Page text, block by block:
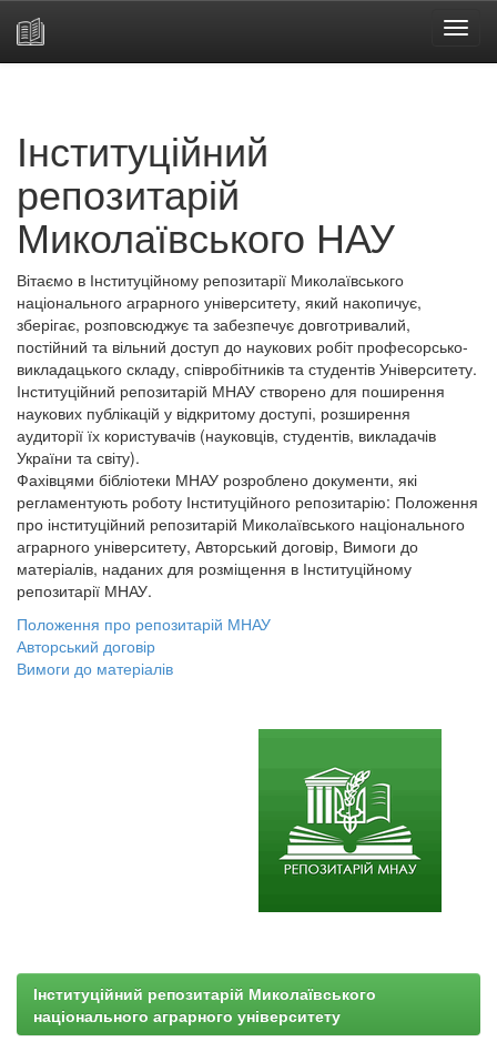
Інституційний
репозитарій
Миколаївського НАУ
Вітаємо в Інституційному репозитарії Миколаївського
національного аграрного університету, який накопичує,
зберігає, розповсюджує та забезпечує довготривалий,
постійний та вільний доступ до наукових робіт професорсько-
викладацького складу, співробітників та студентів Університету.
Інституційний репозитарій МНАУ створено для поширення
наукових публікацій у відкритому доступі, розширення
аудиторії їх користувачів (науковців, студентів, викладачів
України та світу).
Фахівцями бібліотеки МНАУ розроблено документи, які
регламентують роботу Інституційного репозитарію: Положення
про інституційний репозитарій Миколаївського національного
аграрного університету, Авторський договір, Вимоги до
матеріалів, наданих для розміщення в Інституційному
репозитарії МНАУ.
Положення про репозитарій МНАУ
Авторський договір
Вимоги до матеріалів
Інституційний репозитарій Миколаївського
національного аграрного університету